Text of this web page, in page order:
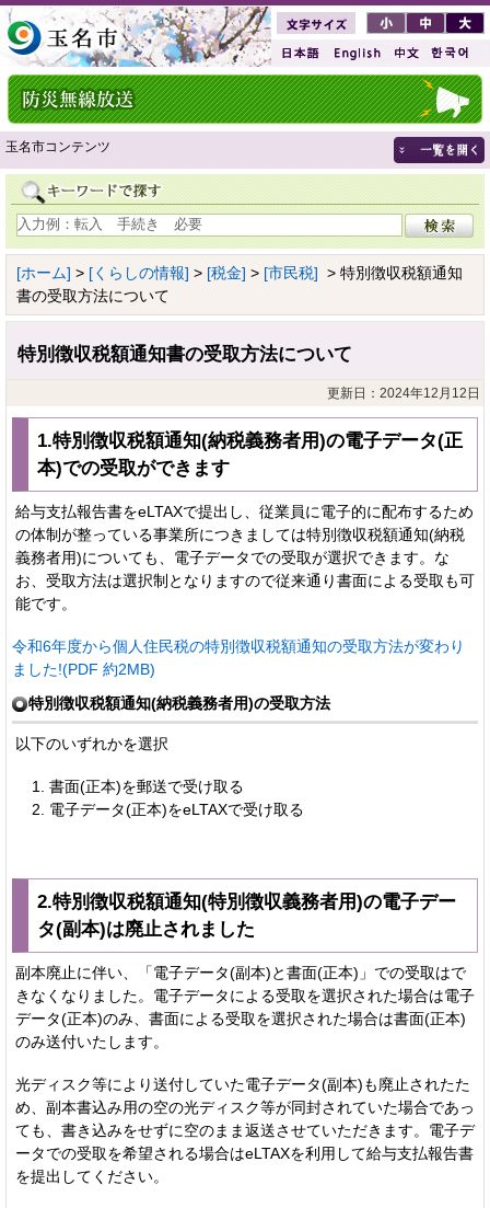
玉名市コンテンツ
[ホーム] > [くらしの情報] > [税金] > [市民税] > 特別徴収税額通知
書の受取方法について
特別徴収税額通知書の受取方法について
更新日：2024年12月12日
1.特別徴収税額通知(納税義務者用)の電子データ(正
本)での受取ができます
給与支払報告書をeLTAXで提出し、従業員に電子的に配布するため
の体制が整っている事業所につきましては特別徴収税額通知(納税
義務者用)についても、電子データでの受取が選択できます。な
お、受取方法は選択制となりますので従来通り書面による受取も可
能です。
令和6年度から個人住民税の特別徴収税額通知の受取方法が変わり
ました!(PDF 約2MB)
特別徴収税額通知(納税義務者用)の受取方法
以下のいずれかを選択
書面(正本)を郵送で受け取る
電子データ(正本)をeLTAXで受け取る
2.特別徴収税額通知(特別徴収義務者用)の電子デー
タ(副本)は廃止されました
副本廃止に伴い、「電子データ(副本)と書面(正本)」での受取はで
きなくなりました。電子データによる受取を選択された場合は電子
データ(正本)のみ、書面による受取を選択された場合は書面(正本)
のみ送付いたします。
光ディスク等により送付していた電子データ(副本)も廃止されたた
め、副本書込み用の空の光ディスク等が同封されていた場合であっ
ても、書き込みをせずに空のまま返送させていただきます。電子デ
ータでの受取を希望される場合はeLTAXを利用して給与支払報告書
を提出してください。